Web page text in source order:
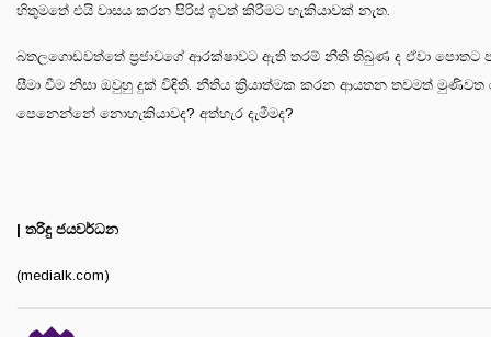
හිතුමතේ එයි වාසය කරන පිරිස් ඉවත් කිරීමට හැකියාවක් නැත.
බතලගොඩවත්තේ ප්‍රජාවගේ ආරක්ෂාවට ඇති තරම් නීති තිබුණ ද ඒවා
සීමා වීම නිසා ඔවුහු දුක් විඳිති. නීතිය ක්‍රියාත්මක කරන ආයතන තවමත් මුණිවත
පෙනෙන්නේ නොහැකියාවද? අත්හැර දැමීමද?
| තරිඳු ජයවර්ධන
(medialk.com)